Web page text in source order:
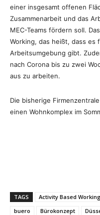
einer insgesamt offenen
Zusammenarbeit und das
MEC-Teams fördern soll.
Working, das heißt, dass es
Arbeitsumgebung gibt.
nach Corona bis zu zwei
aus zu arbeiten.
Die bisherige
einen Wohnkomplex im
TAGS Activity Based
buero
Bürokonzept